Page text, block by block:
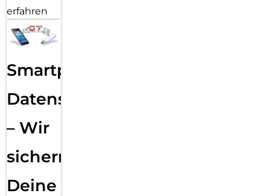
erfahren
Smartphone
Datensicherung
– Wir
sichern
Deine